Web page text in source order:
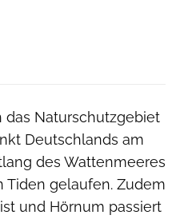
das Naturschutzgebiet
Deutschlands am
des Wattenmeeres
gelaufen. Zudem
und Hörnum passiert